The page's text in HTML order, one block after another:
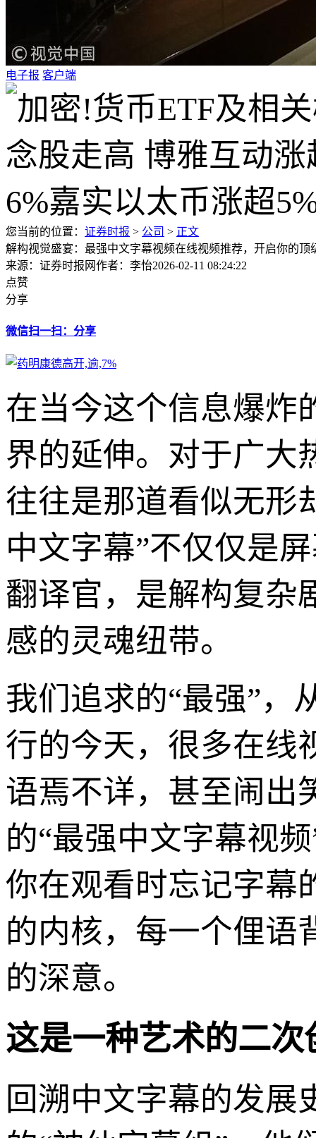
电子报 客户端
您当前的位置： 证券时报 > 公司 > 正文
解构视觉盛宴：最强中文字幕视频在线视频推荐，开启你的顶
来源：证券时报网作者：李怡2026-02-11 08:24:22
点赞
分享
微信扫一扫：分享
在当今这个信息爆炸
界的延伸。对于广大
往往是那道看似无形
中文字幕”不仅仅是
翻译官，是解构复杂
感的灵魂纽带。
我们追求的“最强”，
行的今天，很多在线
语焉不详，甚至闹出
的“最强中文字幕视
你在观看时忘记字幕
的内核，每一个俚语
的深意。
这是一种艺术的二次
回溯中文字幕的发展